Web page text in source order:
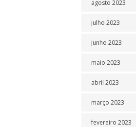
agosto 2023
julho 2023
junho 2023
maio 2023
abril 2023
março 2023
fevereiro 2023